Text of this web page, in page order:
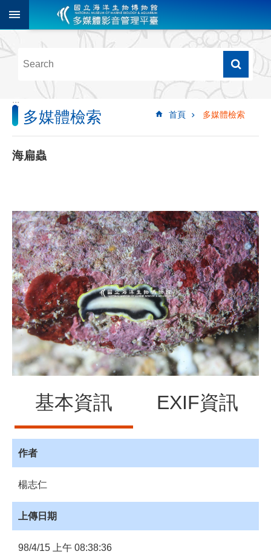
跳到主要內容區塊
階
尋
多
媒
體
檢
像
影
音
音
源
訊
息
發
詢
會
員
專
區
館
員
:::
首頁 多媒體檢索
多媒體檢索
海扁蟲
基本資訊 EXIF資訊
作者
楊志仁
上傳日期
98/4/15 上午 08:38:36